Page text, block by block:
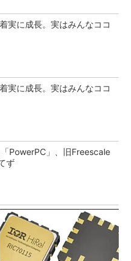
実に成長。実はみんなココ
実に成長。実はみんなココ
PowerPC」、旧Freescale
ず